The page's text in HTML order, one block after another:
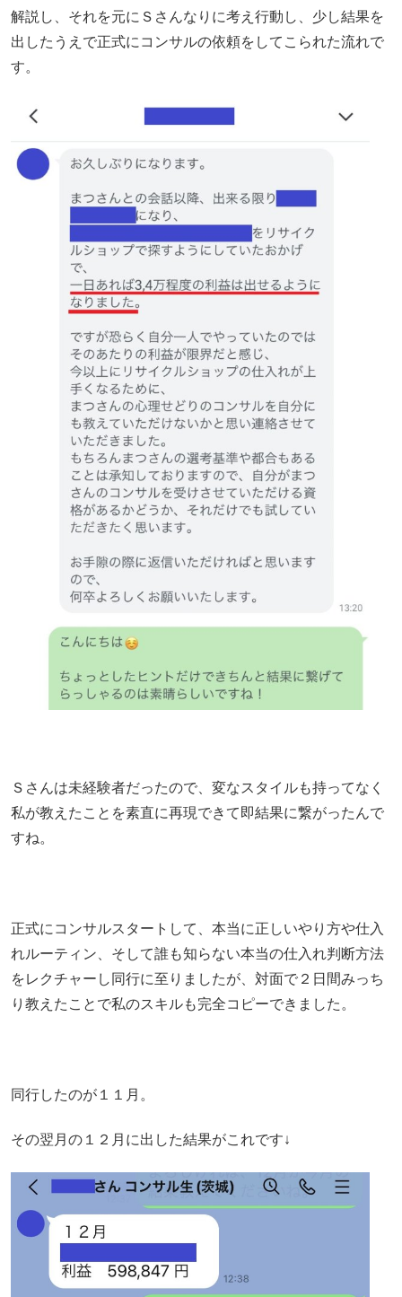
解説し、それを元にＳさんなりに考え行動し、少し結果を
出したうえで正式にコンサルの依頼をしてこられた流れで
す。
Ｓさんは未経験者だったので、変なスタイルも持ってなく
私が教えたことを素直に再現できて即結果に繋がったんで
すね。
正式にコンサルスタートして、本当に正しいやり方や仕入
れルーティン、そして誰も知らない本当の仕入れ判断方法
をレクチャーし同行に至りましたが、対面で２日間みっち
り教えたことで私のスキルも完全コピーできました。
同行したのが１１月。
その翌月の１２月に出した結果がこれです↓